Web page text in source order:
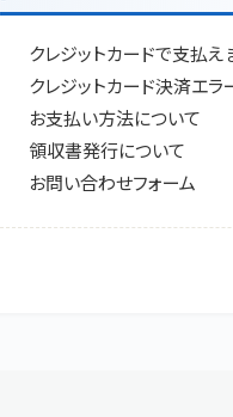
クレジットカードで支払え
クレジットカード決済エラ
お支払い方法について
領収書発行について
お問い合わせフォーム